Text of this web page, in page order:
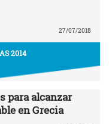
27/07/2018
2014
para alcanzar
en Grecia